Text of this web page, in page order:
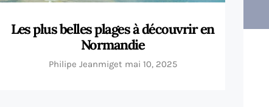
Les plus belles plages à découvrir en
Normandie
Philipe Jeanmiget mai 10, 2025